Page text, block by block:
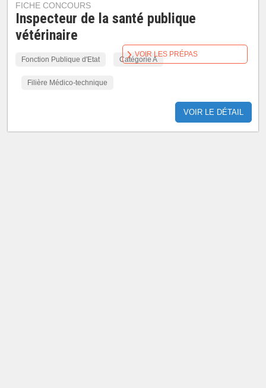
FICHE CONCOURS
Inspecteur de la santé publique
vétérinaire
Fonction Publique d'Etat Catégorie A
Filière Médico-technique
VOIR LE DÉTAIL
VOIR LES PRÉPAS